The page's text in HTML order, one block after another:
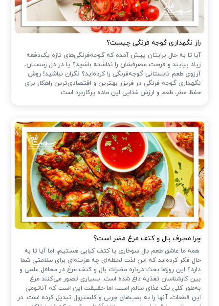
راز نگهداری گوجه فرنگی چیست؟
آیا تا به حال برایتان پیش آمده که گوجه‌فرنگی‌های تازه یک‌دفعه
زیاد بیایند و فرصت مصرفشان را نداشته باشید؟ یا در دل زمستان،
آرزوی طعم تابستانی گوجه‌فرنگی را کرده‌اید؟ نگران نباشید! روش
نگهداری گوجه فرنگی در فریزر بهترین و اقتصادی‌ترین راهکار برای
حفظ عطر، طعم و ارزش غذایی این ماده پرکاربرد است.
چرا مصرف بال و کتف مرغ مضر است؟
همه ما عاشق طعم بال سوخاری یا کتف کبابی هستیم، اما آیا تا به
حال فکر کرده‌اید که این لذت لحظه‌ای چه هزینه‌ای برای سلامتی شما
دارد؟ این روزها بحث درباره مضرات بال و کتف مرغ در محافل علمی و
بین کارشناسان تغذیه داغ شده است. بسیاری تصور می‌کنند مرغ
به‌طور کلی یک غذای سالم است، اما حقیقت این است که آناتومی
این قطعات، آنها را به بمب‌های چربی و کلسترول تبدیل کرده است. در